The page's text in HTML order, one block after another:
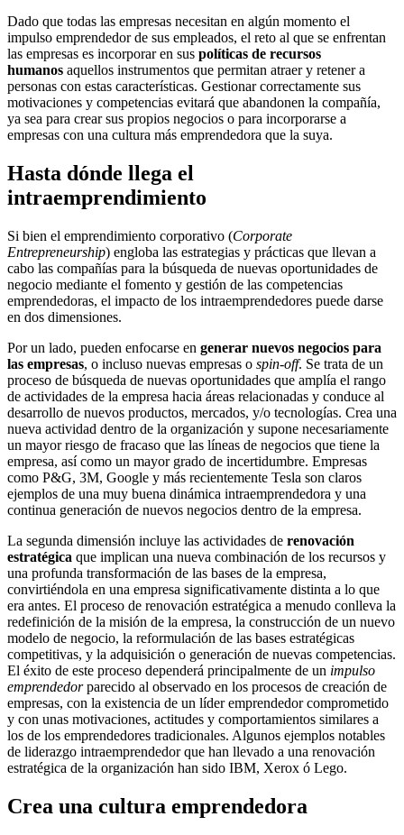
Dado que todas las empresas necesitan en algún momento el
impulso emprendedor de sus empleados, el reto al que se enfrentan
las empresas es incorporar en sus políticas de recursos
humanos aquellos instrumentos que permitan atraer y retener a
personas con estas características. Gestionar correctamente sus
motivaciones y competencias evitará que abandonen la compañía,
ya sea para crear sus propios negocios o para incorporarse a
empresas con una cultura más emprendedora que la suya.
Hasta dónde llega el
intraemprendimiento
Si bien el emprendimiento corporativo (Corporate
Entrepreneurship) engloba las estrategias y prácticas que llevan a
cabo las compañías para la búsqueda de nuevas oportunidades de
negocio mediante el fomento y gestión de las competencias
emprendedoras, el impacto de los intraemprendedores puede darse
en dos dimensiones.
Por un lado, pueden enfocarse en generar nuevos negocios para
las empresas, o incluso nuevas empresas o spin-off. Se trata de un
proceso de búsqueda de nuevas oportunidades que amplía el rango
de actividades de la empresa hacia áreas relacionadas y conduce al
desarrollo de nuevos productos, mercados, y/o tecnologías. Crea una
nueva actividad dentro de la organización y supone necesariamente
un mayor riesgo de fracaso que las líneas de negocios que tiene la
empresa, así como un mayor grado de incertidumbre. Empresas
como P&G, 3M, Google y más recientemente Tesla son claros
ejemplos de una muy buena dinámica intraemprendedora y una
continua generación de nuevos negocios dentro de la empresa.
La segunda dimensión incluye las actividades de renovación
estratégica que implican una nueva combinación de los recursos y
una profunda transformación de las bases de la empresa,
convirtiéndola en una empresa significativamente distinta a lo que
era antes. El proceso de renovación estratégica a menudo conlleva la
redefinición de la misión de la empresa, la construcción de un nuevo
modelo de negocio, la reformulación de las bases estratégicas
competitivas, y la adquisición o generación de nuevas competencias.
El éxito de este proceso dependerá principalmente de un impulso
emprendedorparecido al observado en los procesos de creación de
empresas, con la existencia de un líder emprendedor comprometido
y con unas motivaciones, actitudes y comportamientos similares a
los de los emprendedores tradicionales. Algunos ejemplos notables
de liderazgo intraemprendedor que han llevado a una renovación
estratégica de la organización han sido IBM, Xerox ó Lego.
Crea una cultura emprendedora